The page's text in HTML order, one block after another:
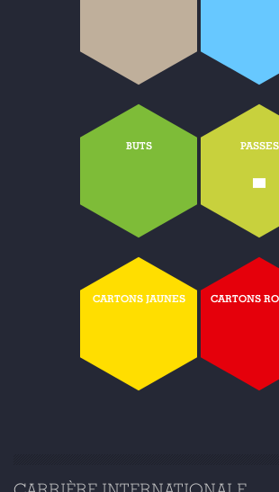
BUTS PASSES
-
CARTONS JAUNES CARTONS